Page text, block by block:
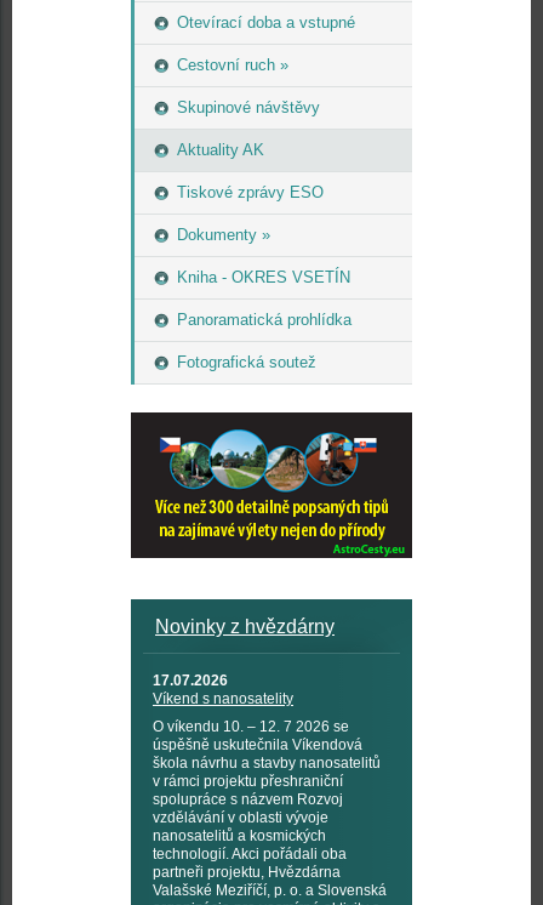
Otevírací doba a vstupné
Cestovní ruch »
Skupinové návštěvy
Aktuality AK
Tiskové zprávy ESO
Dokumenty »
Kniha - OKRES VSETÍN
Panoramatická prohlídka
Fotografická soutež
Novinky z hvězdárny
17.07.2026
Víkend s nanosatelity
O víkendu 10. – 12. 7 2026 se
úspěšně uskutečnila Víkendová
škola návrhu a stavby nanosatelitů
v rámci projektu přeshraniční
spolupráce s názvem Rozvoj
vzdělávání v oblasti vývoje
nanosatelitů a kosmických
technologií. Akci pořádali oba
partneři projektu, Hvězdárna
Valašské Meziříčí, p. o. a Slovenská